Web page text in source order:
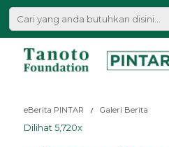
Lewati
|
Tanoto
eBerita PINTAR Galeri Berita
Dilihat 5,720x